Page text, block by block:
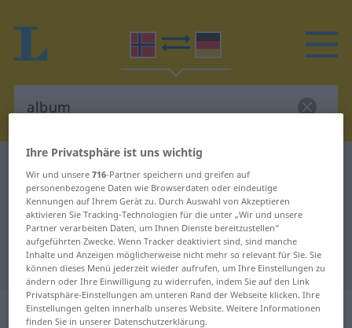
Norwegisch-Deutsch Übersetzung
für "album"
"album" Deutsch Übersetzung
„album“: Neutrum
Ihre Privatsphäre ist uns wichtig
Wir und unsere716-Partner speichern und greifen auf
personenbezogene Daten wie Browserdaten oder eindeutige
Kennungen auf Ihrem Gerät zu. Durch Auswahl von Akzeptieren
aktivieren Sie Tracking-Technologien für die unter „Wir und unsere
Partner verarbeiten Daten, um Ihnen Dienste bereitzustellen“
aufgeführten Zwecke. Wenn Tracker deaktiviert sind, sind manche
Inhalte und Anzeigen möglicherweise nicht mehr so relevant für Sie. Sie
können dieses Menü jederzeit wieder aufrufen, um Ihre Einstellungen zu
ändern oder Ihre Einwilligung zu widerrufen, indem Sie auf den Link
Privatsphäre-Einstellungen am unteren Rand der Webseite klicken. Ihre
Einstellungen gelten innerhalb unseres Website. Weitere Informationen
finden Sie in unserer Datenschutzerklärung.